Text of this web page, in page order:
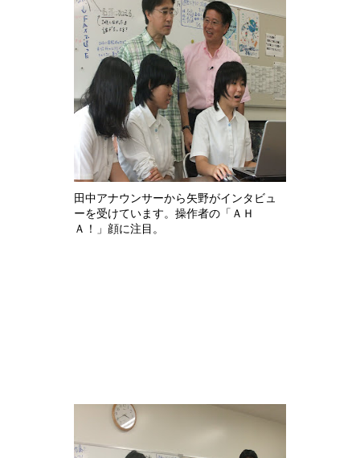
田中アナウンサーから矢野がインタビュ
ーを受けています。操作者の「ＡＨ
Ａ！」顔に注目。